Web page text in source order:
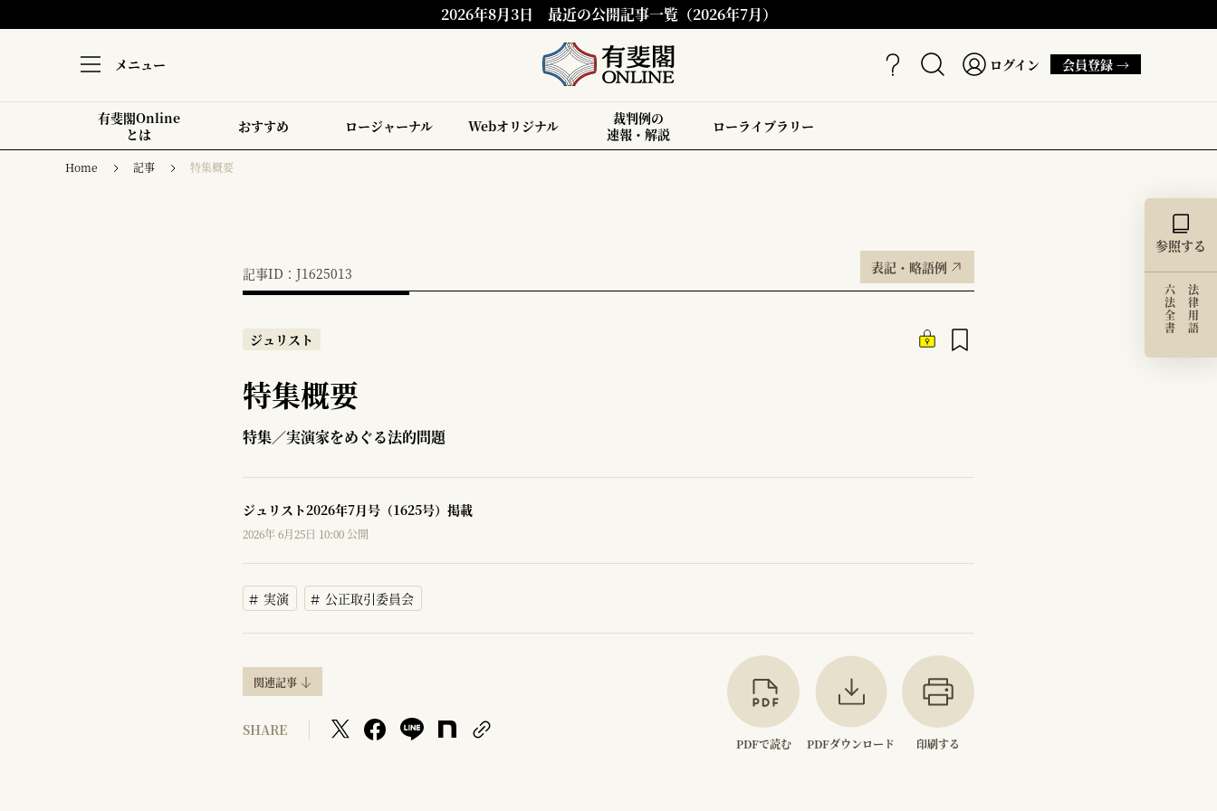
2026年8月3日 最近の公開記事一覧（2026年7月）
メニュー ログイン 会員登録 →
有斐閣Online
とは
おすすめ ロージャーナル Webオリジナル
裁判例の
速報・解説
ローライブラリー
Home 記事 特集概要
記事ID：J1625013 表記・略語例
ジュリスト
特集概要
特集／実演家をめぐる法的問題
ジュリスト2026年7月号（1625号）掲載
2026年 6月25日 10:00 公開
実演 公正取引委員会
関連記事
SHARE
PDFで読む PDFダウンロード 印刷する
参照する
法律用語
六法全書